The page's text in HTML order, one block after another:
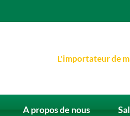
L'importateur de
A propos de nous